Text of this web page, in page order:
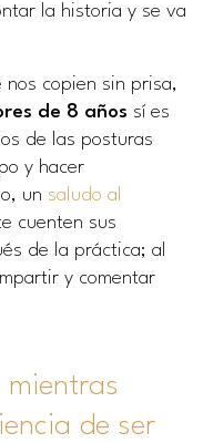
la historia y se va
nos copien sin prisa,
de 8 años sí es
de las posturas
y hacer
un saludo al
cuenten sus
de la práctica; al
y comentar
mientras
de ser